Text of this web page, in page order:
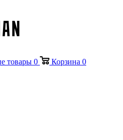
товары 0 Корзина 0